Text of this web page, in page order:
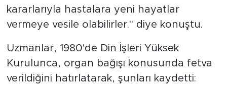
kararlarıyla hastalara yeni hayatlar
vermeye vesile olabilirler." diye konuştu.
Uzmanlar, 1980'de Din İşleri Yüksek
Kurulunca, organ bağışı konusunda fetva
verildiğini hatırlatarak, şunları kaydetti: